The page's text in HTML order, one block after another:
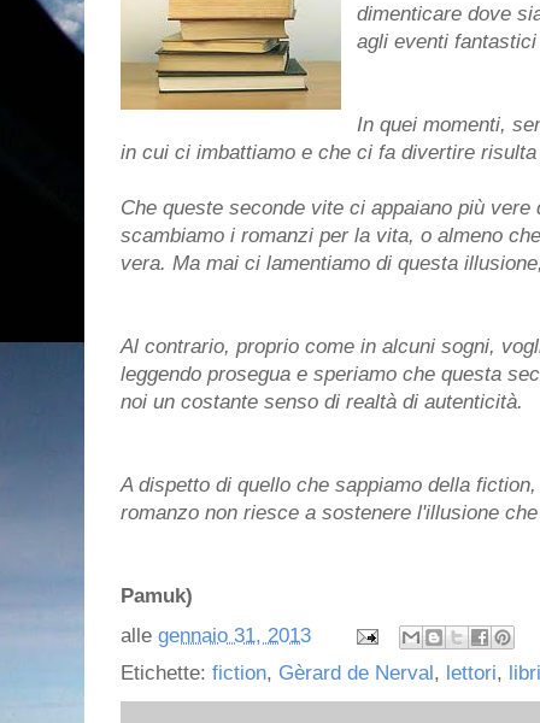
dimenticare dove
agli eventi
In quei momenti,
in cui ci imbattiamo e che ci fa divertire
Che queste seconde vite ci appaiano più
scambiamo i romanzi per la vita, o almeno
vera. Ma mai ci lamentiamo di questa
Al contrario, proprio come in alcuni sogni,
leggendo prosegua e speriamo che questa
noi un costante senso di realtà di autenticità.
A dispetto di quello che sappiamo della
romanzo non riesce a sostenere l'illusione
Pamuk)
alle gennaio 31, 2013
Etichette: fiction, Gèrard de Nerval, lettori, libri